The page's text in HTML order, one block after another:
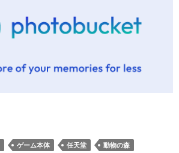
ゲーム本体 任天堂
動物の森